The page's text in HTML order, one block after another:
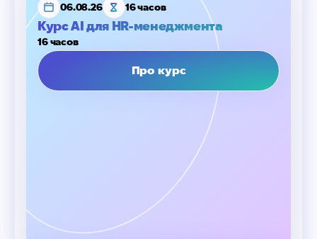
06.08.26 16 часов
Курс AI для HR-менеджмента
16 часов
Про курс